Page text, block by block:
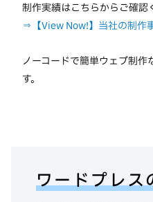
制作実績はこちらからご確認
⇒【View Now!】当社の制作
ノーコードで簡単ウェブ制作
す。
ワードプレス